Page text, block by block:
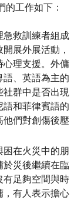
工作如下：
救訓練者組成
展外展活動，
理支援。外傭
、英語為主的
群中是否出現
和菲律賓語的
們對創傷後壓
在火災中的朋
災後繼續在臨
有足夠空間與時
，有人表示擔心